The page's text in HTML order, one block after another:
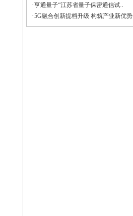
·亨通量子“江苏省量子保密通信试..
·5G融合创新提档升级 构筑产业新优势